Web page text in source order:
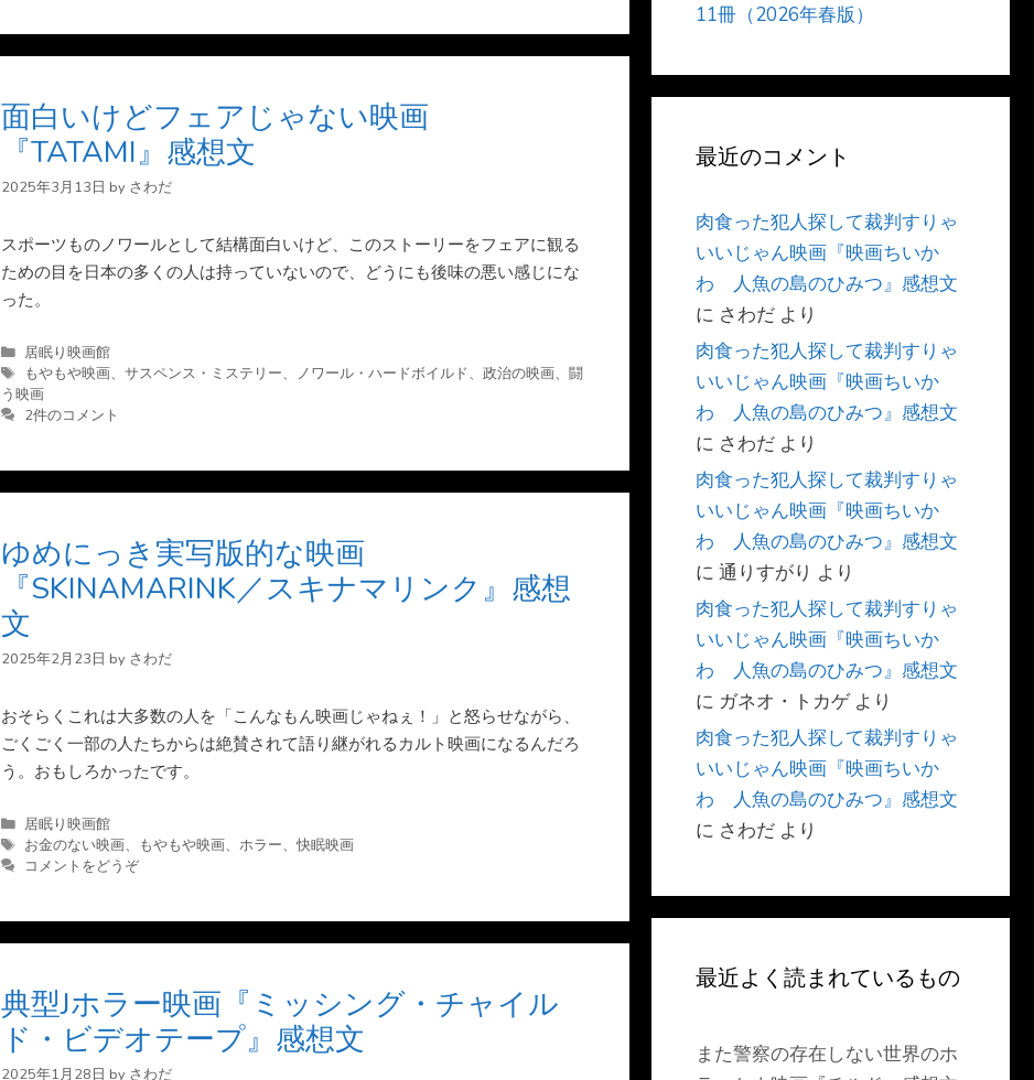
面白いけどフェアじゃない映画
『TATAMI』感想文
2025年3月13日 by さわだ
スポーツものノワールとして結構面白いけど、このストーリーをフェアに観る
ための目を日本の多くの人は持っていないので、どうにも後味の悪い感じにな
った。
カ
テ
ゴ
リ
居眠り映画館
タ
グ
もやもや映画、 サスペンス・ミステリー、 ノワール・ハードボイルド、 政治の映画、 闘
う映画
2件のコメント
ゆめにっき実写版的な映画
『SKINAMARINK／スキナマリンク』感想
文
2025年2月23日 by さわだ
おそらくこれは大多数の人を「こんなもん映画じゃねぇ！」と怒らせながら、
ごくごく一部の人たちからは絶賛されて語り継がれるカルト映画になるんだろ
う。おもしろかったです。
カ
テ
ゴ
居眠り映画館
タ
グ
お金のない映画、 もやもや映画、 ホラー、 快眠映画
コメントをどうぞ
典型Jホラー映画『ミッシング・チャイル
ド・ビデオテープ』感想文
2025年1月28日 by さわだ
11冊（2026年春版）
最近のコメント
肉食った犯人探して裁判すりゃ
いいじゃん映画『映画ちいか
わ 人魚の島のひみつ』感想文
に さわだ より
肉食った犯人探して裁判すりゃ
いいじゃん映画『映画ちいか
わ 人魚の島のひみつ』感想文
に さわだ より
肉食った犯人探して裁判すりゃ
いいじゃん映画『映画ちいか
わ 人魚の島のひみつ』感想文
に 通りすがり より
肉食った犯人探して裁判すりゃ
いいじゃん映画『映画ちいか
わ 人魚の島のひみつ』感想文
に ガネオ・トカゲより
肉食った犯人探して裁判すりゃ
いいじゃん映画『映画ちいか
わ 人魚の島のひみつ』感想文
に さわだ より
最近よく読まれているもの
また警察の存在しない世界のホ